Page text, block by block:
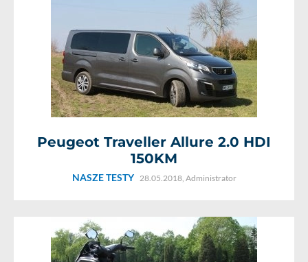
Peugeot Traveller Allure 2.0 HDI
150KM
NASZE TESTY 28.05.2018, Administrator